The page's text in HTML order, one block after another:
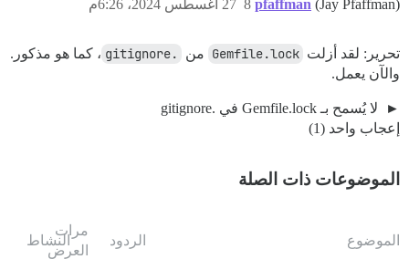
pfaffman (Jay Pfaffman) 27 أغسطس 2024، 6:26م 8
تحرير: لقد أزلت Gemfile.lock من .gitignore
، كما هو مذكور.
والآن يعمل.
لا يُسمح بـ Gemfile.lock في .gitignore
إعجاب واحد (1)
الموضوعات ذات الصلة
الموضوع الردود
مرات
العرض
النشاط